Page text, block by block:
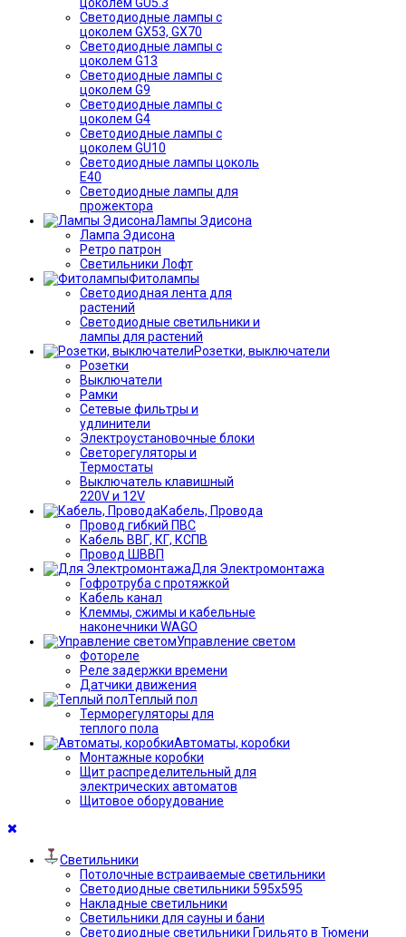
Светодиодные лампы с
цоколем GX53, GX70
Светодиодные лампы с
цоколем G13
Светодиодные лампы с
цоколем G9
Светодиодные лампы с
цоколем G4
Светодиодные лампы с
цоколем GU10
Светодиодные лампы цоколь
Е40
Светодиодные лампы для
прожектора
Лампы Эдисона
Лампа Эдисона
Ретро патрон
Светильники Лофт
Фитолампы
Светодиодная лента для
растений
Светодиодные светильники и
лампы для растений
Розетки, выключатели
Розетки
Выключатели
Рамки
Сетевые фильтры и
удлинители
Электроустановочные блоки
Светорегуляторы и
Термостаты
Выключатель клавишный
220V и 12V
Кабель, Провода
Провод гибкий ПВС
Кабель ВВГ, КГ, КСПВ
Провод ШВВП
Для Электромонтажа
Гофротруба с протяжкой
Кабель канал
Клеммы, сжимы и кабельные
наконечники WAGO
Управление светом
Фотореле
Реле задержки времени
Датчики движения
Теплый пол
Терморегуляторы для
теплого пола
Автоматы, коробки
Монтажные коробки
Щит распределительный для
электрических автоматов
Щитовое оборудование
Светильники
Потолочные встраиваемые светильники
Светодиодные светильники 595х595
Накладные светильники
Светильники для сауны и бани
Светодиодные светильники Грильято в Тюмени